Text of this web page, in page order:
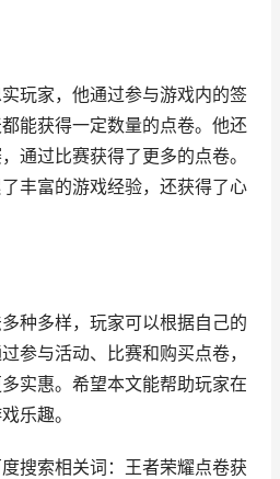
玩家，他通过参与游戏内的签
能获得一定数量的点卷。他还
通过比赛获得了更多的点卷。
丰富的游戏经验，还获得了心
种多样，玩家可以根据自己的
参与活动、比赛和购买点卷，
实惠。希望本文能帮助玩家在
乐趣。
搜索相关词：王者荣耀点卷获